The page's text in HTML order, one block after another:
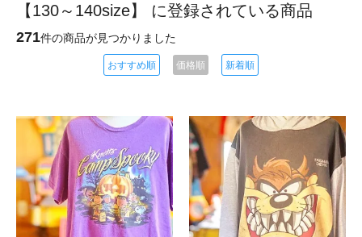
【130～140size】 に登録されている商品
271件の商品が見つかりました
おすすめ順 価格順 新着順